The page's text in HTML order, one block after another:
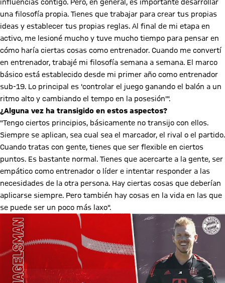
influencias contigo. Pero, en general, es importante desarrollar
una filosofía propia. Tienes que trabajar para crear tus propias
ideas y establecer tus propias reglas. Al final de mi etapa en
activo, me lesioné mucho y tuve mucho tiempo para pensar en
cómo haría ciertas cosas como entrenador. Cuando me convertí
en entrenador, trabajé mi filosofía semana a semana. El marco
básico está establecido desde mi primer año como entrenador
sub-19. Lo principal es 'controlar el juego ganando el balón a un
ritmo alto y cambiando el tempo en la posesión'".
¿Alguna vez ha transigido en estos aspectos?
"Tengo ciertos principios, básicamente no transijo con ellos.
Siempre se aplican, sea cual sea el marcador, el rival o el partido.
Cuando tratas con gente, tienes que ser flexible en ciertos
puntos. Es bastante normal. Tienes que acercarte a la gente, ser
empático como entrenador o líder e intentar responder a las
necesidades de la otra persona. Hay ciertas cosas que deberían
aplicarse siempre. Pero también hay cosas en la vida en las que
se puede ser un poco más laxo".